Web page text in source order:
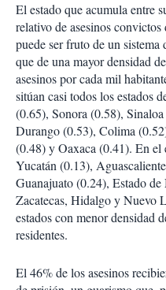
El estado que acumula entre
relativo de asesinos
puede ser fruto de un
que de una mayor densidad
asesinos por cada mil
sitúan casi todos los estados
(0.65), Sonora (0.58),
Durango (0.53), Colima
(0.48) y Oaxaca (0.41). En
Yucatán (0.13),
Guanajuato (0.24), Estado
Zacatecas, Hidalgo y Nuevo
estados con menor densidad
residentes.
El 46% de los asesinos